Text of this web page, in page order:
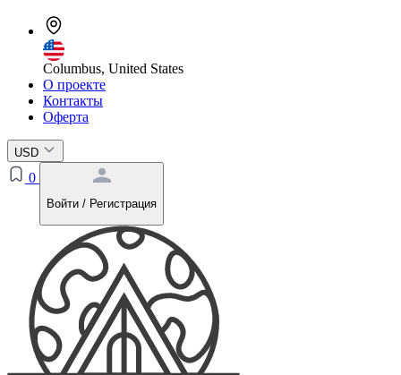
Columbus, United States
О проекте
Контакты
Оферта
USD
0
Войти / Регистрация